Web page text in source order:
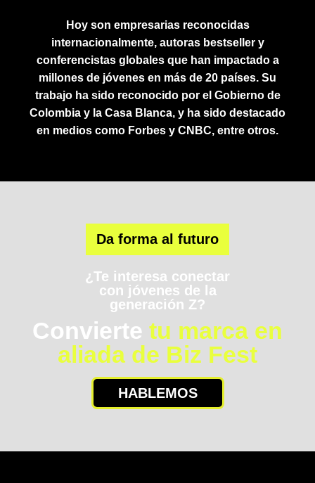
Hoy son empresarias reconocidas
internacionalmente, autoras bestseller y
conferencistas globales que han impactado a
millones de jóvenes en más de 20 países. Su
trabajo ha sido reconocido por el Gobierno de
Colombia y la Casa Blanca, y ha sido destacado
en medios como Forbes y CNBC, entre otros.
Da forma al futuro
¿Te interesa conectar
con jóvenes de la
generación Z?
Convierte tu marca en
aliada de Biz Fest
HABLEMOS